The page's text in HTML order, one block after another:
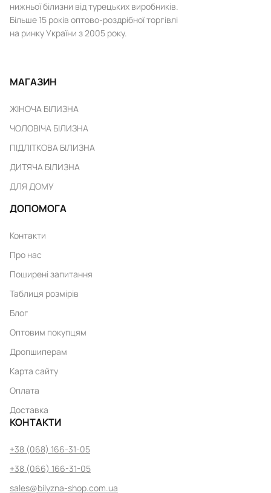
нижньої білизни від турецьких виробників.
Більше 15 років оптово-роздрібної торгівлі
на ринку України з 2005 року.
МАГАЗИН
ЖІНОЧА БІЛИЗНА
ЧОЛОВІЧА БІЛИЗНА
ПІДЛІТКОВА БІЛИЗНА
ДИТЯЧА БІЛИЗНА
ДЛЯ ДОМУ
ДОПОМОГА
Контакти
Про нас
Поширені запитання
Таблиця розмірів
Блог
Оптовим покупцям
Дропшиперам
Карта сайту
Оплата
Доставка
КОНТАКТИ
+38 (068) 166-31-05
+38 (066) 166-31-05
sales@bilyzna-shop.com.ua